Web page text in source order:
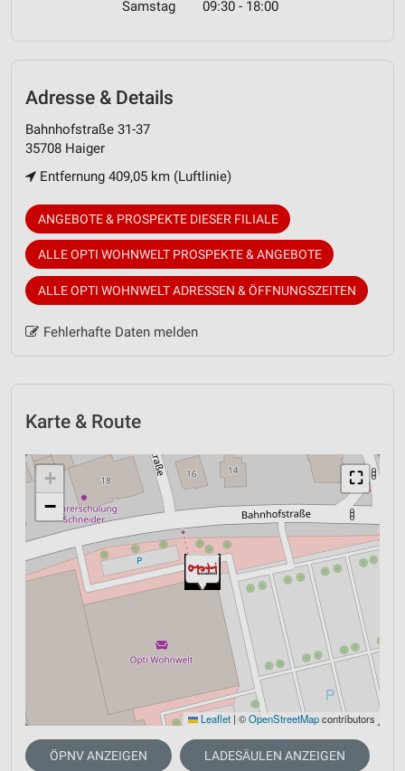
Samstag 09:30 - 18:00
Adresse & Details
Bahnhofstraße 31-37
35708 Haiger
Entfernung 409,05 km (Luftlinie)
ANGEBOTE & PROSPEKTE DIESER FILIALE
ALLE OPTI WOHNWELT PROSPEKTE & ANGEBOTE
ALLE OPTI WOHNWELT ADRESSEN & ÖFFNUNGSZEITEN
Fehlerhafte Daten melden
Karte & Route
⛶
+
−
Leaflet | ©OpenStreetMapcontributors
ÖPNV ANZEIGEN LADESÄULEN ANZEIGEN